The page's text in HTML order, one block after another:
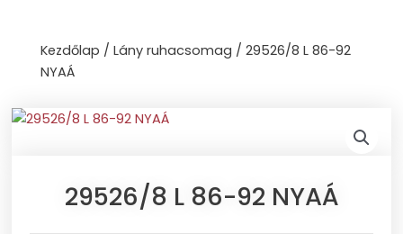
contentKezdőlap / Lány ruhacsomag / 29526/8 L 86-92
NYAÁ
29526/8 L 86-92 NYAÁ